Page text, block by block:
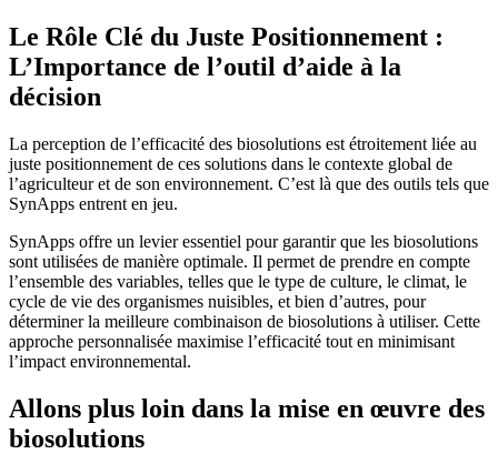
Le Rôle Clé du Juste Positionnement :
L’Importance de l’outil d’aide à la
décision
La perception de l’efficacité des biosolutions est étroitement liée au
juste positionnement de ces solutions dans le contexte global de
l’agriculteur et de son environnement. C’est là que des outils tels que
SynApps entrent en jeu.
SynApps offre un levier essentiel pour garantir que les biosolutions
sont utilisées de manière optimale. Il permet de prendre en compte
l’ensemble des variables, telles que le type de culture, le climat, le
cycle de vie des organismes nuisibles, et bien d’autres, pour
déterminer la meilleure combinaison de biosolutions à utiliser. Cette
approche personnalisée maximise l’efficacité tout en minimisant
l’impact environnemental.
Allons plus loin dans la mise en œuvre des
biosolutions